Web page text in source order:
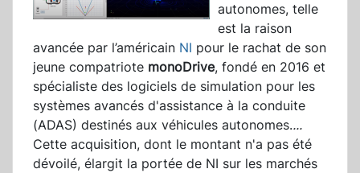
autonomes, telle
est la raison
avancée par l’américain NI pour le rachat de son
jeune compatriote monoDrive, fondé en 2016 et
spécialiste des logiciels de simulation pour les
systèmes avancés d'assistance à la conduite
(ADAS) destinés aux véhicules autonomes....
Cette acquisition, dont le montant n'a pas été
dévoilé, élargit la portée de NI sur les marchés